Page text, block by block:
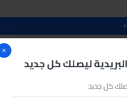
ليصلك كل جديد
كل جديد
الفرز بواسطة: